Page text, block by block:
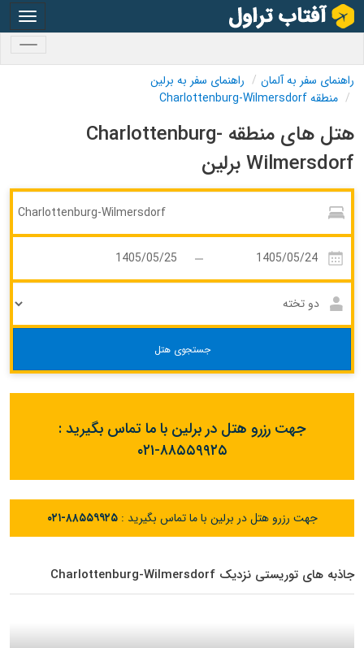
راهنمای سفر به آلمان
راهنمای سفر به برلین
منطقه Charlottenburg-Wilmersdorf
هتل های منطقه Charlottenburg-
Wilmersdorf برلین
جستجوی هتل
جهت رزرو هتل در برلین با ما تماس بگیرید :
۰۲۱-۸۸۵۵۹۹۲۵
جهت رزرو هتل در برلین با ما تماس بگیرید :۰۲۱-۸۸۵۵۹۹۲۵
جاذبه های توریستی نزدیک Charlottenburg-Wilmersdorf